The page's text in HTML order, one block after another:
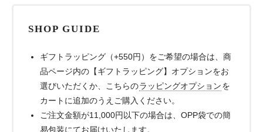
SHOP GUIDE
ギフトラッピング（+550円）をご希望の場合は、商
品ページ内の【ギフトラッピング】オプションをお
選びいただくか、こちらのラッピングオプションを
カートに追加のうえご購入ください。
ご注文金額が11,000円以下の場合は、OPP袋での簡
易包装にてお届けいたします。